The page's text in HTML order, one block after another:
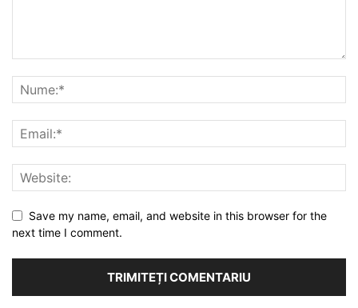
Save my name, email, and website in this browser for the
next time I comment.